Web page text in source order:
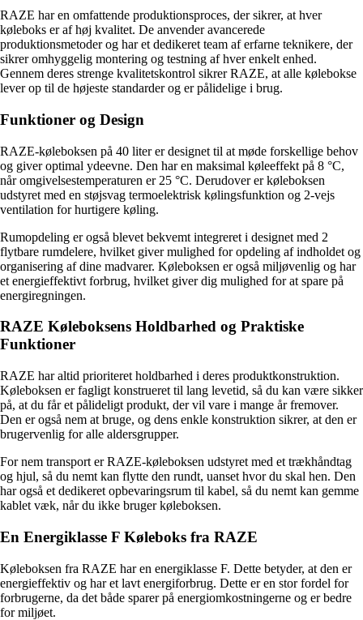
RAZE har en omfattende produktionsproces, der sikrer, at hver
køleboks er af høj kvalitet. De anvender avancerede
produktionsmetoder og har et dedikeret team af erfarne teknikere, der
sikrer omhyggelig montering og testning af hver enkelt enhed.
Gennem deres strenge kvalitetskontrol sikrer RAZE, at alle kølebokse
lever op til de højeste standarder og er pålidelige i brug.
Funktioner og Design
RAZE-køleboksen på 40 liter er designet til at møde forskellige behov
og giver optimal ydeevne. Den har en maksimal køleeffekt på 8 °C,
når omgivelsestemperaturen er 25 °C. Derudover er køleboksen
udstyret med en støjsvag termoelektrisk kølingsfunktion og 2-vejs
ventilation for hurtigere køling.
Rumopdeling er også blevet bekvemt integreret i designet med 2
flytbare rumdelere, hvilket giver mulighed for opdeling af indholdet og
organisering af dine madvarer. Køleboksen er også miljøvenlig og har
et energieffektivt forbrug, hvilket giver dig mulighed for at spare på
energiregningen.
RAZE Køleboksens Holdbarhed og Praktiske
Funktioner
RAZE har altid prioriteret holdbarhed i deres produktkonstruktion.
Køleboksen er fagligt konstrueret til lang levetid, så du kan være sikker
på, at du får et pålideligt produkt, der vil vare i mange år fremover.
Den er også nem at bruge, og dens enkle konstruktion sikrer, at den er
brugervenlig for alle aldersgrupper.
For nem transport er RAZE-køleboksen udstyret med et trækhåndtag
og hjul, så du nemt kan flytte den rundt, uanset hvor du skal hen. Den
har også et dedikeret opbevaringsrum til kabel, så du nemt kan gemme
kablet væk, når du ikke bruger køleboksen.
En Energiklasse F Køleboks fra RAZE
Køleboksen fra RAZE har en energiklasse F. Dette betyder, at den er
energieffektiv og har et lavt energiforbrug. Dette er en stor fordel for
forbrugerne, da det både sparer på energiomkostningerne og er bedre
for miljøet.